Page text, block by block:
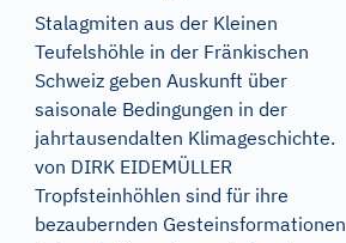
Stalagmiten aus der Kleinen
Teufelshöhle in der Fränkischen
Schweiz geben Auskunft über
saisonale Bedingungen in der
jahrtausendalten Klimageschichte.
von DIRK EIDEMÜLLER
Tropfsteinhöhlen sind für ihre
bezaubernden Gesteinsformationen